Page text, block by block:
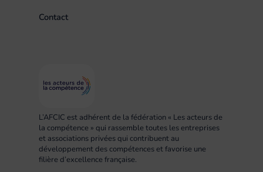
Contact
L’AFCIC est adhérent de la fédération « Les acteurs de
la compétence » qui rassemble toutes les entreprises
et associations privées qui contribuent au
développement des compétences et favorise une
filière d’excellence française.